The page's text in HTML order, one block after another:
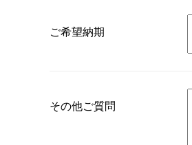
ご希望納期
その他ご質問